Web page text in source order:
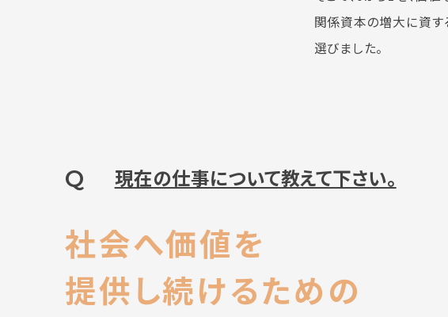
関係資本の増大に資す
選びました。
Q 現在の仕事について教えて下さい。
社会へ価値を
提供し続けるための